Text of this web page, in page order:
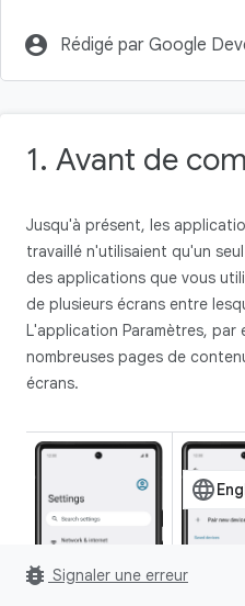
account_circle Rédigé par Google
1. Avant de
Jusqu'à présent, les
travaillé n'utilisaient qu'un
des applications que vous
de plusieurs écrans entre
L'application Paramètres, par
nombreuses pages de
écrans.
bug_report Signaler une erreur